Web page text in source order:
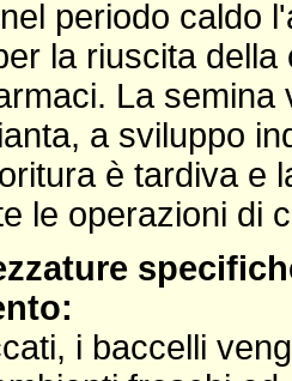
periodo caldo
la riuscita
La
a sviluppo
è tardiva e
le operazioni di
i baccelli